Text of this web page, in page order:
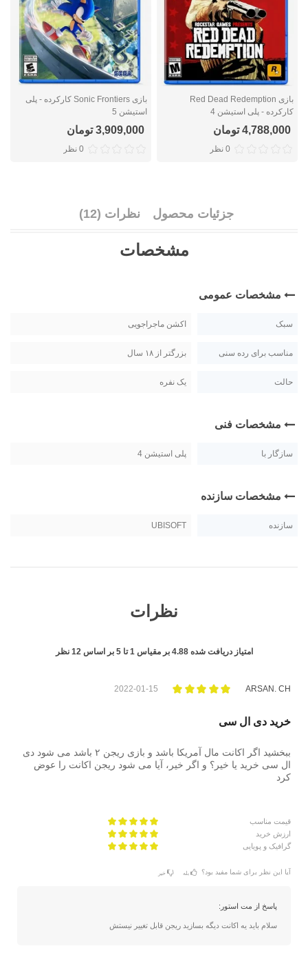
بازی Red Dead Redemption
کارکرده - پلی استیشن 4
4,788,000 تومان
0 نظر
بازی Sonic Frontiers کارکرده - پلی
استیشن 5
3,909,000 تومان
0 نظر
جزئیات محصول نظرات (12)
مشخصات
مشخصات عمومی
سبک اکشن ماجراجویی
مناسب برای رده سنی بزرگتر از ۱۸ سال
حالت یک نفره
مشخصات فنی
سازگار با پلی استیشن 4
مشخصات سازنده
سازنده UBISOFT
نظرات
امتیاز دریافت شده4.88 بر مقیاس1تا5 بر اساس12 نظر
ARSAN. CH
2022-01-15
خرید دی ال سی
ببخشید اگر اکانت مال آمریکا باشد و بازی ریجن ۲ باشد می شود دی
ال سی خرید یا خیر؟ و اگر خیر، آیا می شود ریجن اکانت را عوض
کرد
قیمت مناسب
ارزش خرید
گرافیک و پویایی
آیا این نظر برای شما مفید بود؟ بله خیر
پاسخ از مت استور:
سلام باید یه اکانت دیگه بسازید ریجن قابل تغییر نیستش